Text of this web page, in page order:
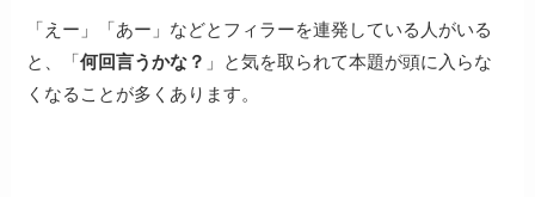
「えー」「あー」などとフィラーを連発している人がいる
と、「何回言うかな？ 」と気を取られて本題が頭に入らな
くなることが多くあります。